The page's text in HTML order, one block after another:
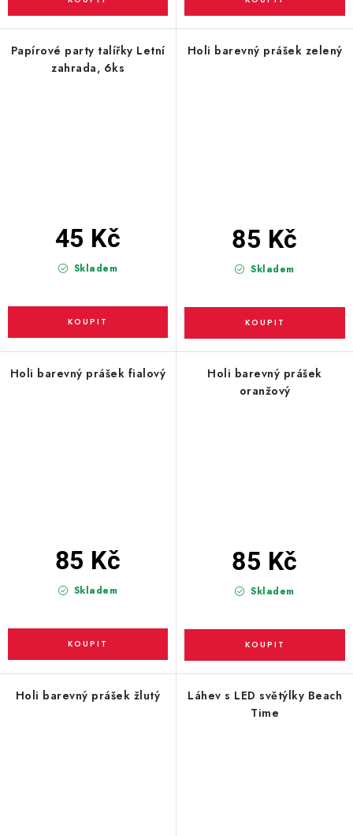
Papírové party talířky Letní
zahrada, 6ks
Skladem
45 Kč
Holi barevný prášek zelený
Skladem
85 Kč
Holi barevný prášek fialový
Skladem
85 Kč
Holi barevný prášek
oranžový
Skladem
85 Kč
Holi barevný prášek žlutý
Láhev s LED světýlky Beach
Time